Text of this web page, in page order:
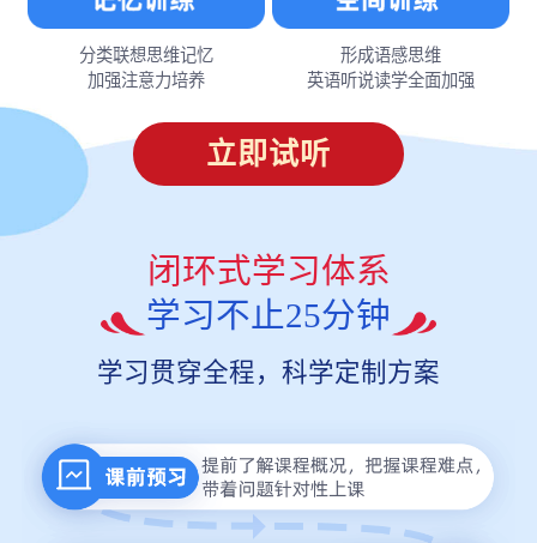
分类联想思维记忆
加强注意力培养
形成语感思维
英语听说读学全面加强
立即试听
闭环式学习体系
学习不止25分钟
学习贯穿全程，科学定制方案